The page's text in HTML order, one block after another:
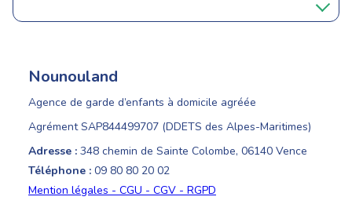
Nounouland
Agence de garde d’enfants à domicile agréée
Agrément SAP844499707 (DDETS des Alpes-Maritimes)
Adresse : 348 chemin de Sainte Colombe, 06140 Vence
Téléphone : 09 80 80 20 02
Mention légales - CGU - CGV - RGPD